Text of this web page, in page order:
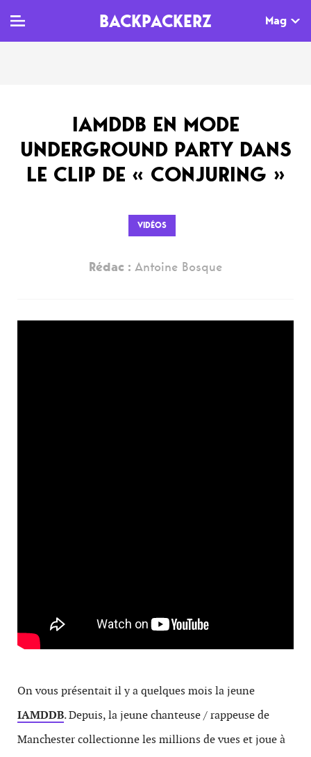
BACKPACKERZ Mag
Live
Documentaires
Dossiers
Tops
Interviews
Chroniques
Festivals
IAMDDB EN MODE
UNDERGROUND PARTY DANS
LE CLIP DE « CONJURING »
VIDÉOS
Rédac : Antoine Bosque
On vous présentait il y a quelques mois la jeune
IAMDDB. Depuis, la jeune chanteuse / rappeuse de
Manchester collectionne les millions de vues et joue à